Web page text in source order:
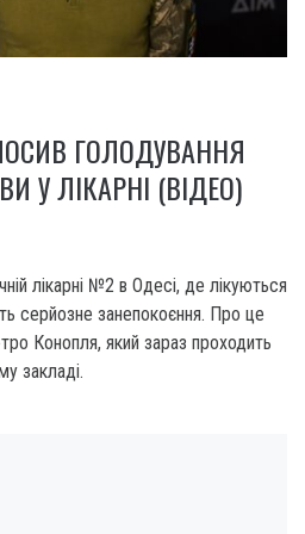
ГОЛОДУВАННЯ
У ЛІКАРНІ (ВІДЕО)
лікарні №2 в Одесі, де лікуються
серйозне занепокоєння. Про це
Конопля, який зараз проходить
закладі.